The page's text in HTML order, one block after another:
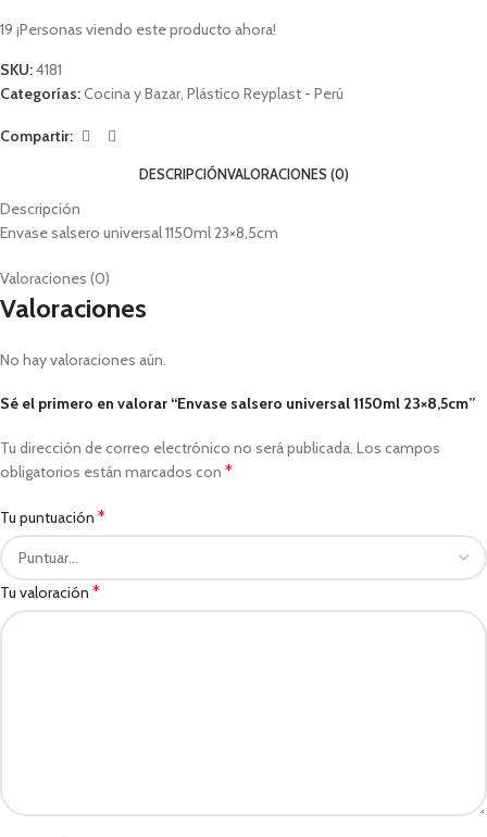
19 ¡Personas viendo este producto ahora!
SKU:4181
Categorías:Cocina y Bazar, Plástico Reyplast - Perú
Compartir:
DESCRIPCIÓNVALORACIONES (0)
Descripción
Envase salsero universal 1150ml 23×8,5cm
Valoraciones (0)
Valoraciones
No hay valoraciones aún.
Sé el primero en valorar “Envase salsero universal 1150ml 23×8,5cm”
Tu dirección de correo electrónico no será publicada. Los campos
obligatorios están marcados con *
Tu puntuación *
Tu valoración *